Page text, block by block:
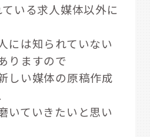
いる求人媒体以外に
には知られていない
りますので
しい媒体の原稿作成
いていきたいと思い